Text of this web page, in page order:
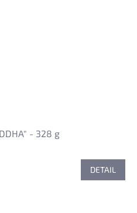
- 328 g
DETAIL